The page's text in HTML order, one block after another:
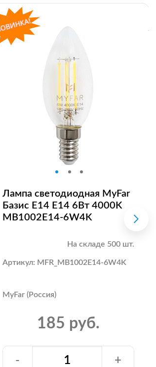
Лампа светодиодная MyFar
Базис E14 E14 6Вт 4000K
MB1002E14-6W4K
На складе 500 шт.
Артикул: MFR_MB1002E14-6W4K
MyFar (Россия)
185 руб.
- +